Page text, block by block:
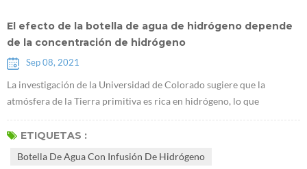
El efecto de la botella de agua de hidrógeno depende
de la concentración de hidrógeno
Sep 08, 2021
La investigación de la Universidad de Colorado sugiere que la
atmósfera de la Tierra primitiva es rica en hidrógeno, lo que
promueve el origen de la vida "Un estudio de CU muestra que la
atmósfera de la Tierra primitiva es rica en hidrógeno, favorable para
ETIQUETAS :
Botella De Agua Con Infusión De Hidrógeno